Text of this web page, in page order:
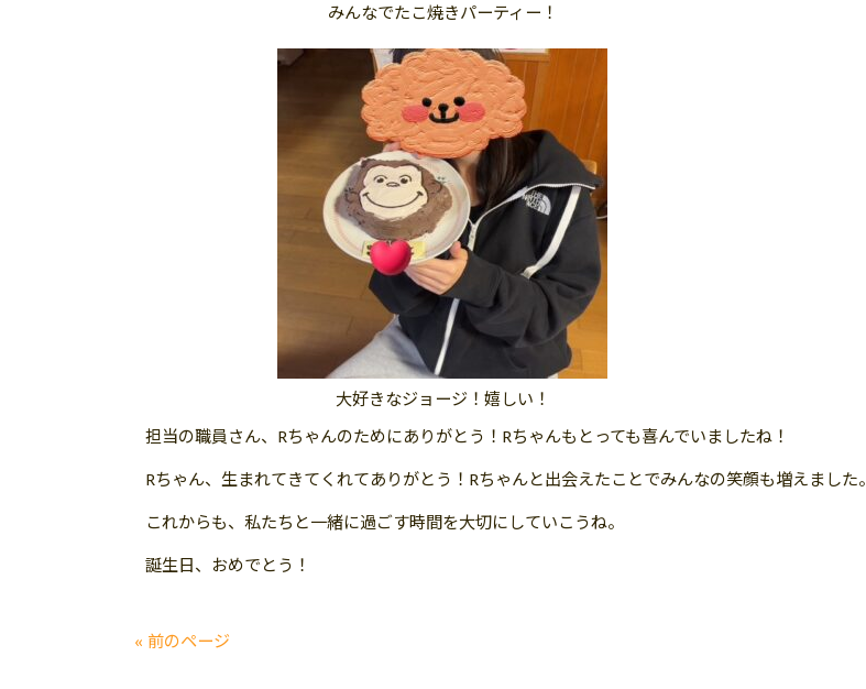
みんなでたこ焼きパーティー！
大好きなジョージ！嬉しい！
担当の職員さん、Rちゃんのためにありがとう！Rちゃんもとっても喜んでいましたね！
Rちゃん、生まれてきてくれてありがとう！Rちゃんと出会えたことでみんなの笑顔も増えました。
これからも、私たちと一緒に過ごす時間を大切にしていこうね。
誕生日、おめでとう！
« 前のページ